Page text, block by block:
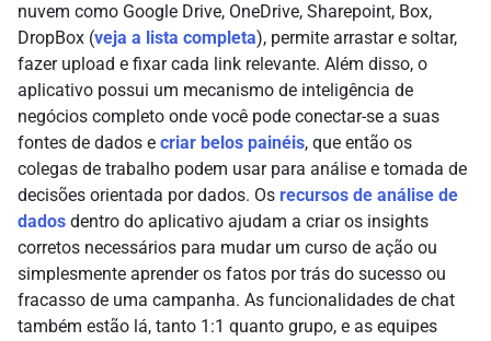
nuvem como Google Drive, OneDrive, Sharepoint, Box,
DropBox (veja a lista completa), permite arrastar e soltar,
fazer upload e fixar cada link relevante. Além disso, o
aplicativo possui um mecanismo de inteligência de
negócios completo onde você pode conectar-se a suas
fontes de dados e criar belos painéis, que então os
colegas de trabalho podem usar para análise e tomada de
decisões orientada por dados. Os recursos de análise de
dados dentro do aplicativo ajudam a criar os insights
corretos necessários para mudar um curso de ação ou
simplesmente aprender os fatos por trás do sucesso ou
fracasso de uma campanha. As funcionalidades de chat
também estão lá, tanto 1:1 quanto grupo, e as equipes